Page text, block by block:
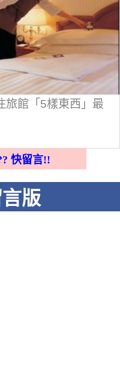
旅館「5樣東西」最
快留言!!
版